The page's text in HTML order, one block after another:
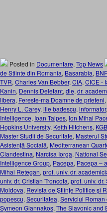
Posted in Documentare, Top News
de Stiinte din Romania, Basarabia,
TVR, Charles Van Bebber, CIA, CICE -
Kanin, Dennis Deletant, die, dr.
libera, Fereste-ma Doamne de prieteni,
Henry L. Carey, ilie badescu, informator,
Intelligence, Ioan Talpes, Ion Mihai
Hopkins University, Keith Hitchens, KGB
Master Studii de Securitate, Masterul
Asistenţă Socială, Mediterranean
Clandestina, Narcisa Iorga, National
Intelligence Group, Pacepa, Pacepa –
Mihai Retegan, prof. univ. dr.
univ. dr. Cristian Troncota, prof. univ.
Moldova, Revista de Ştiinţe Politice şi
popescu, Securitatea, Serviciul Roman
Symeon Giannakos, The Slavonic and